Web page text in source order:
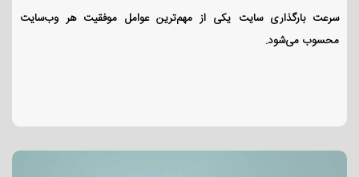
سرعت بارگذاری سایت یکی از مهم‌ترین عوامل موفقیت هر وب‌سایت
محسوب می‌شود.